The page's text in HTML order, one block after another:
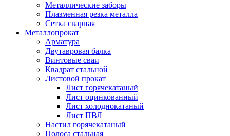
Металлические заборы
Плазменная резка металла
Сетка сварная
Металлопрокат
Арматура
Двутавровая балка
Винтовые сваи
Квадрат стальной
Листовой прокат
Лист горячекатаный
Лист оцинкованный
Лист холоднокатаный
Лист ПВЛ
Настил горячекатаный
Полоса стальная